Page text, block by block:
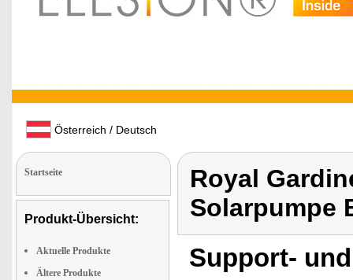
Österreich / Deutsch
Startseite
Produkt-Übersicht:
Aktuelle Produkte
Ältere Produkte
Royal
Solarpumpe
Support-